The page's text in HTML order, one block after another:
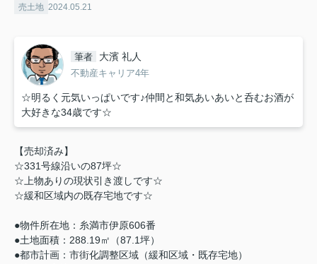
売土地 2024.05.21
筆者 大濱 礼人
不動産キャリア4年
☆明るく元気いっぱいです♪仲間と和気あいあいと呑むお酒が
大好きな34歳です☆
【売却済み】
☆331号線沿いの87坪☆
☆上物ありの現状引き渡しです☆
☆緩和区域内の既存宅地です☆
●物件所在地：糸満市伊原606番
●土地面積：288.19㎡（87.1坪）
●都市計画：市街化調整区域（緩和区域・既存宅地）